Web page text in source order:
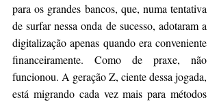
para os grandes bancos, que, numa tentativa
de surfar nessa onda de sucesso, adotaram a
digitalização apenas quando era conveniente
financeiramente. Como de praxe, não
funcionou. A geração Z, ciente dessa jogada,
está migrando cada vez mais para métodos